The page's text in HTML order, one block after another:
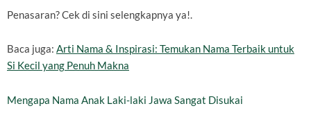
Penasaran? Cek di sini selengkapnya ya!.
Baca juga: Arti Nama & Inspirasi: Temukan Nama Terbaik untuk
Si Kecil yang Penuh Makna
Mengapa Nama Anak Laki-laki Jawa Sangat Disukai